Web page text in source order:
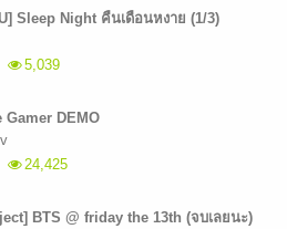
Sleep Night คืนเดือนหงาย (1/3)
5,039
Gamer DEMO
24,425
BTS @ friday the 13th (จบเลยนะ)